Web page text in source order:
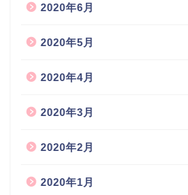
2020年6月
2020年5月
2020年4月
2020年3月
2020年2月
2020年1月